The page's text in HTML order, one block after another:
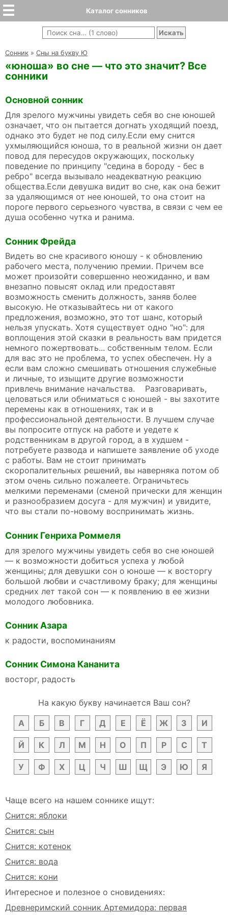
Каталог сонников
Cонник » Сны на букву Ю
«юноша» во сне — что это значит? Все
сонники
Основной сонник
Для зрелого мужчины увидеть себя во сне юношей
означает, что он пытается догнать уходящий поезд,
однако это будет не под силу.Если ему снится
ухмыляющийся юноша, то в реальной жизни он дает
повод для пересудов окружающих, поскольку
поведение по принципу "седина в бороду - бес в
ребро" всегда вызывало неадекватную реакцию
общества.Если девушка видит во сне, как она бежит
за удаляющимся от нее юношей, то она стоит на
пороге первого серьезного чувства, в связи с чем ее
душа особенно чутка и ранима.
Сонник Фрейда
Видеть во сне красивого юношу - к обновлению
рабочего места, получению премии. Причем все
может произойти совершенно неожиданно, и вам
внезапно повысят оклад или предоставят
возможность сменить должность, заняв более
высокую. Не отказывайтесь ни от какого
предложения, возможно, это тот шанс, который
нельзя упускать. Хотя существует одно "но": для
воплощения этой сказки в реальность вам придется
немного пожертвовать... собственным телом. Если
для вас это не проблема, то успех обеспечен. Ну а
если вам сложно смешивать отношения служебные
и личные, то изыщите другие возможности
привлечь внимание начальства. Разговаривать,
целоваться или обниматься с юношей - вы захотите
перемены как в отношениях, так и в
профессиональной деятельности. В лучшем случае
вы попросите отпуск на работе и уедете к
родственникам в другой город, а в худшем -
потребуете развода и напишете заявление об уходе
с работы. Вам не стоит принимать
скоропалительных решений, вы наверняка потом об
этом очень сильно пожалеете. Ограничьтесь
мелкими переменами (сменой прически для женщин
и разнообразием досуга - для мужчин) и увидите,
что вы стали по-новому воспринимать жизнь.
Сонник Генриха Роммеля
для зрелого мужчины увидеть себя во сне юношей
— к возможности добиться успеха у любой
женщины; для девушки сон о юноше — к восторгу
большой любви и счастливому браку; для женщины
средних лет такой сон — к появлению в ее жизни
молодого любовника.
Сонник Азара
к радости, воспоминаниям
Сонник Симона Кананита
восторг, радость
На какую букву начинается Ваш сон?
А
Б В Г Д Е Ё Ж З И
Й К Л М Н О П Р С Т
У Ф Х Ц Ч Ш Щ Э Ю Я
Чаще всего на нашем соннике ищут:
Снится: яблоки
Снится: сын
Снится: котенок
Снится: вода
Снится: кони
Интересное и полезное о сновидениях:
Древнеримский сонник Артемидора: первая